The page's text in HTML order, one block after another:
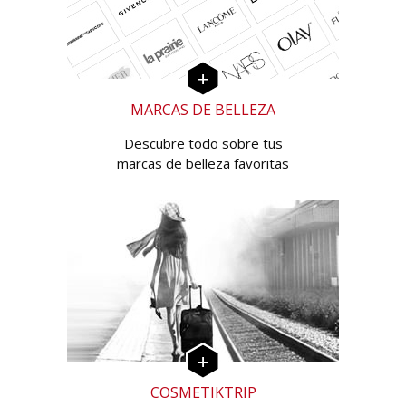
MARCAS DE BELLEZA
Descubre todo sobre tus
marcas de belleza favoritas
COSMETIKTRIP